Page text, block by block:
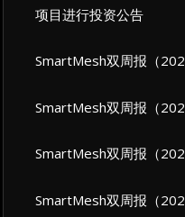
项目进行投资公告
SmartMesh双周报（
SmartMesh双周报（
SmartMesh双周报（
SmartMesh双周报（